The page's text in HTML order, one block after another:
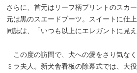
さらに、首元はリーフ柄プリントのスカ
元は黒のスエードブーツ。スイートに仕
同誌は、「いつも以上にエレガントに見
この度の訪問で、犬への愛をさり気な
ミラ夫人。新犬舎看板の除幕式では、大